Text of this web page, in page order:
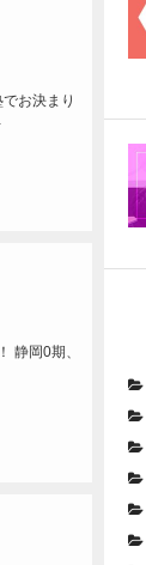
お決まり
静岡0期、